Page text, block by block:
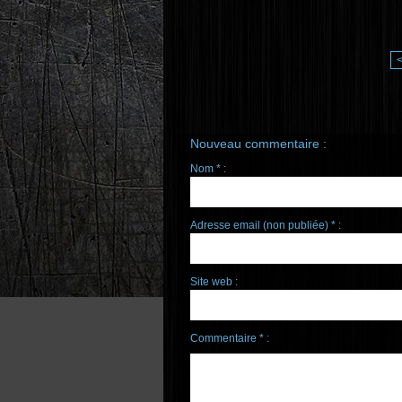
<
Nouveau commentaire :
Nom * :
Adresse email (non publiée) * :
Site web :
Commentaire * :